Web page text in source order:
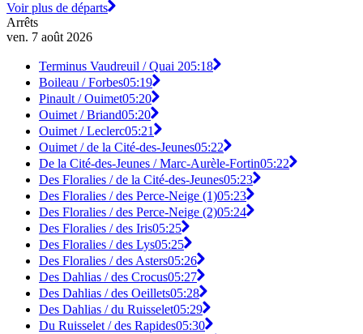
Voir plus de départs
Arrêts
ven. 7 août 2026
Terminus Vaudreuil / Quai 205:18
Boileau / Forbes05:19
Pinault / Ouimet05:20
Ouimet / Briand05:20
Ouimet / Leclerc05:21
Ouimet / de la Cité-des-Jeunes05:22
De la Cité-des-Jeunes / Marc-Aurèle-Fortin05:22
Des Floralies / de la Cité-des-Jeunes05:23
Des Floralies / des Perce-Neige (1)05:23
Des Floralies / des Perce-Neige (2)05:24
Des Floralies / des Iris05:25
Des Floralies / des Lys05:25
Des Floralies / des Asters05:26
Des Dahlias / des Crocus05:27
Des Dahlias / des Oeillets05:28
Des Dahlias / du Ruisselet05:29
Du Ruisselet / des Rapides05:30